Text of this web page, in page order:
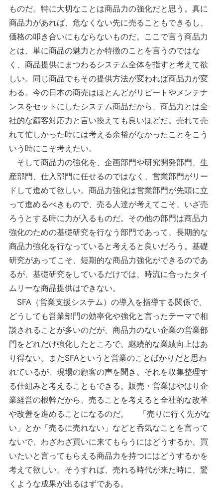
ものだ。特に大切なことは商品力の強化だと思う。真に
商品力があれば、危なくない先に売ることもできるし、
価格の叩き合いにもならないものだ。ここで言う商品力
とは、単に商品の魅力とか特徴のことを言うのではな
く、商品提供にまつわるシステム全体を指すと考えて欲
しい。同じ商品でもその提供方法が変われば商品力が変
わる。今の日本の商売はほとんどがリピートやメンテナ
ンスをセットにしたシステム商品だから、商品力とは全
社的な顧客対応力と言い換えても良いほどだ。売れて売
れて忙しかった時には考える余裕がなかったことをこう
いう時にこそ考えたい。
そして商品力の強化を、企画部門や研究開発部門、生
産部門、仕入部門に任せるのではなく、営業部門がリー
ドして進めて欲しい。商品力強化は営業部門が先頭に立
って進めるべきもので、売る人達が考えてこそ、いざ売
ろうとする時に力が入るものだ。その他の部門は商品力
強化のための基礎研究を行なう部門であって、長期的な
商品力強化を行なっていると考えると良いだろう。基礎
研究があってこそ、短期的な商品力強化ができるのであ
るが、基礎研究をしているだけでは、時流に合ったタイ
ムリーな商品提供はできない。
SFA（営業支援システム）の導入を指導する関係で、
どうしても営業部門の効率化や強化と言ったテーマで相
談されることが多いのだが、商品力のない企業の営業部
門をどれだけ強化したところで、継続的な業績向上はあ
り得ない。またSFAというと営業のことばかりだと思わ
れているが、現場の顧客の声を聞き、それを収集整理す
る仕組みと考えることもできる。販売・営業はやはり企
業経営の根幹だから、売ることを考えると全社的な改革
や改善を進めることになるのだ。 「売りに行く先がな
い」とか「売るに売れない」などと呑気なことを言って
ないで、わざわざ買いに来てもらうにはどうするか、買
いたいと言ってもらえる商品力を持つにはどうするかを
考えて欲しい。そうすれば、売れる時代が来た時に、驚
くような成果が出るはずである。